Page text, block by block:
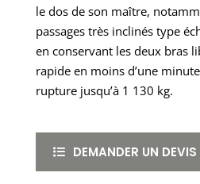
le dos de son maître,
passages très inclinés type
en conservant les deux bras
rapide en moins d’une
rupture jusqu’à 1 130 kg.
DEMANDER UN DEVIS